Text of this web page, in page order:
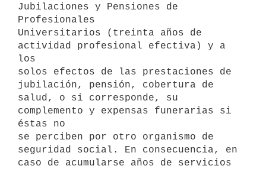
Jubilaciones y Pensiones de
Profesionales
Universitarios (treinta años de
actividad profesional efectiva) y a
los
solos efectos de las prestaciones de
jubilación, pensión, cobertura de
salud, o si corresponde, su
complemento y expensas funerarias si
éstas no
se perciben por otro organismo de
seguridad social. En consecuencia, en
caso de acumularse años de servicios